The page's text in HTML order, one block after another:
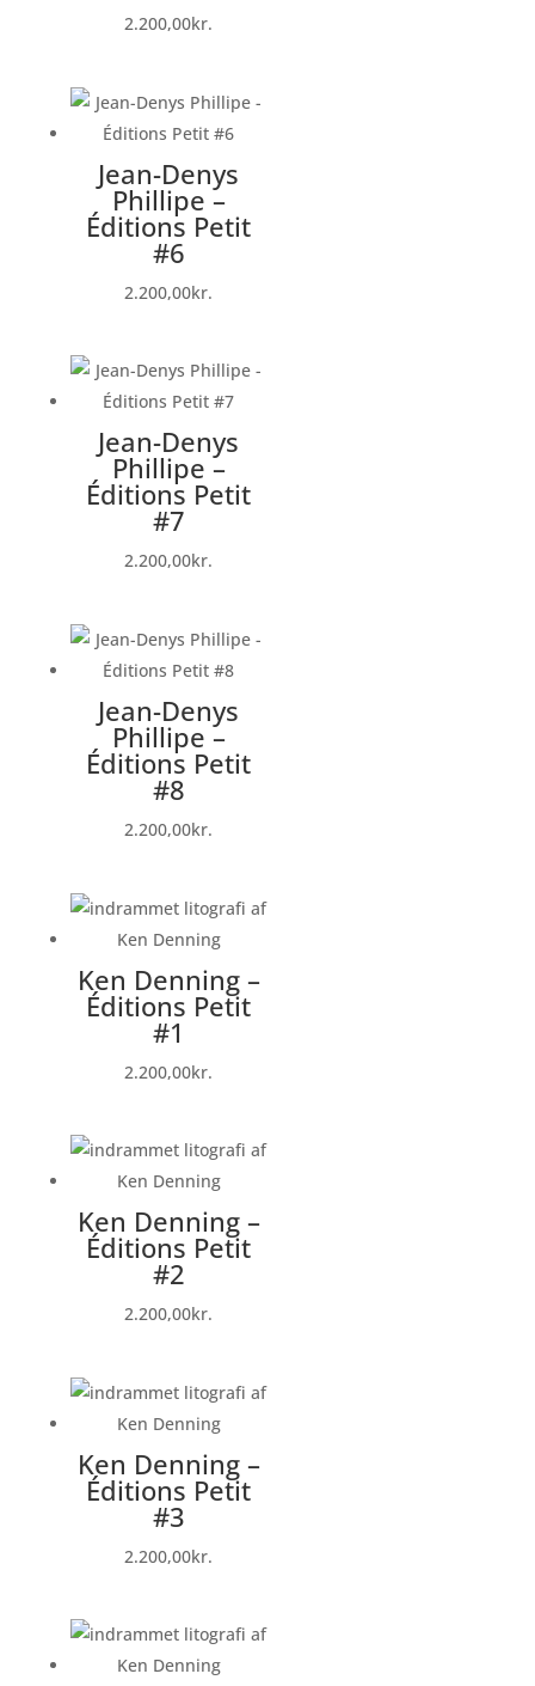
2.200,00kr.
Jean-Denys
Phillipe –
Éditions Petit
#6
2.200,00kr.
Jean-Denys
Phillipe –
Éditions Petit
#7
2.200,00kr.
Jean-Denys
Phillipe –
Éditions Petit
#8
2.200,00kr.
Ken Denning –
Éditions Petit
#1
2.200,00kr.
Ken Denning –
Éditions Petit
#2
2.200,00kr.
Ken Denning –
Éditions Petit
#3
2.200,00kr.